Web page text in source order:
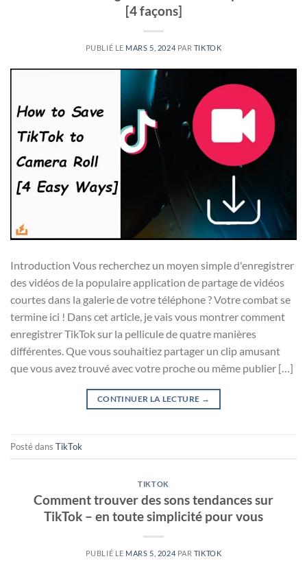
[4 façons]
PUBLIÉ LE MARS 5, 2024 PAR TIKTOK
Introduction Vous recherchez un moyen simple d'enregistrer
des vidéos de la populaire application de partage de vidéos
courtes dans la galerie de votre téléphone ? Votre combat se
termine ici ! Dans cet article, je vais vous montrer comment
enregistrer TikTok sur la pellicule de quatre manières
différentes. Que vous souhaitiez partager un clip amusant
que vous avez trouvé avec votre proche ou même publier […]
CONTINUER LA LECTURE →
Posté dans TikTok
TIKTOK
Comment trouver des sons tendances sur
TikTok – en toute simplicité pour vous
PUBLIÉ LE MARS 5, 2024 PAR TIKTOK